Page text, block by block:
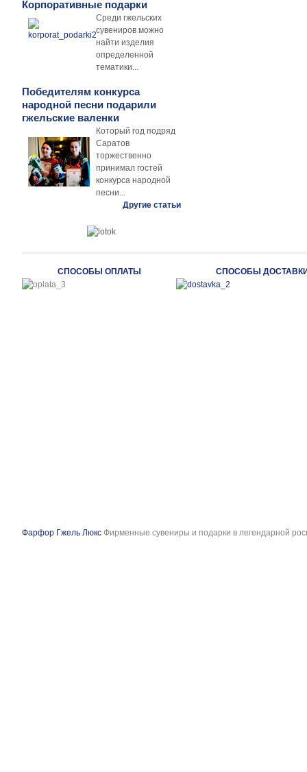
Корпоративные подарки
Среди гжельских
сувениров можно
найти изделия
определенной
тематики...
Победителям конкурса
народной песни подарили
гжельские валенки
Который год подряд
Саратов
торжественно
принимал гостей
конкурса народной
песни...
Другие статьи
СПОСОБЫ ОПЛАТЫ СПОСОБЫ
Фарфор Гжель Люкс Фирменные сувениры и подарки в легендарной